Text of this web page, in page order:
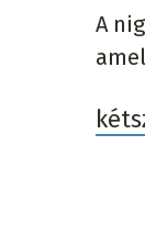
A